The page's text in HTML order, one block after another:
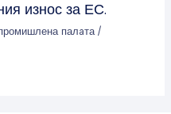
износ за ЕС.
палaта/